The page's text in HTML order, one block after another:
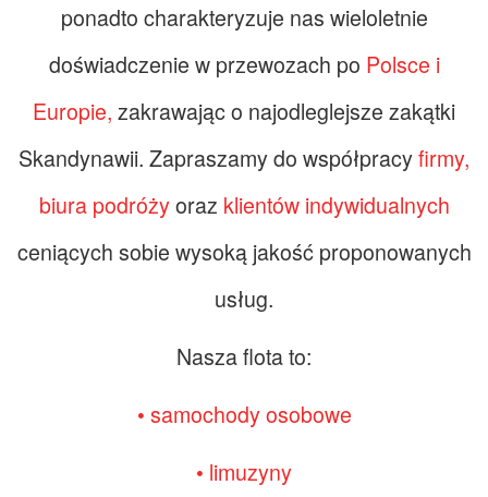
ponadto charakteryzuje nas wieloletnie
doświadczenie w przewozach po Polsce i
Europie, zakrawając o najodleglejsze zakątki
Skandynawii. Zapraszamy do współpracyfirmy,
biura podróżyoraz klientów indywidualnych
ceniących sobie wysoką jakość proponowanych
usług.
Nasza flota to:
• samochody osobowe
• limuzyny